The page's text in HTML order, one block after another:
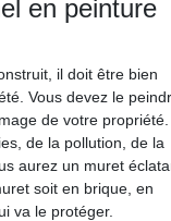
en peinture
il doit être bien
Vous devez le
de votre propriété.
de la pollution, de la
aurez un muret
soit en brique, en
va le protéger.